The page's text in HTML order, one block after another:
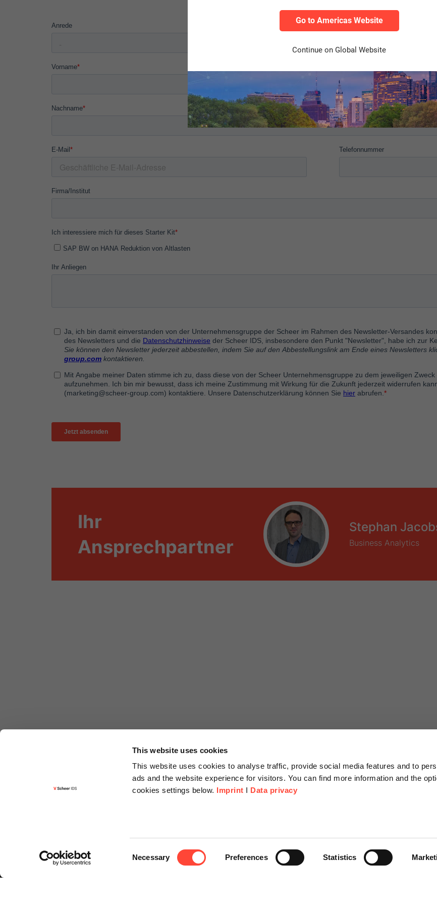
This website uses cookies
This website uses cookies to analyse traffic, provide social media features and to
ads and the website experience for visitors. You can find more information and the
cookies settings below. Imprint I Data privacy
Necessary Preferences Statistics
Ihr
Ansprechpartner
Stephan
Business Analytics
Kontakt
Angebotsanfrage
Über Uns
Scheer Group
Go to Americas Website
Continue on Global Website